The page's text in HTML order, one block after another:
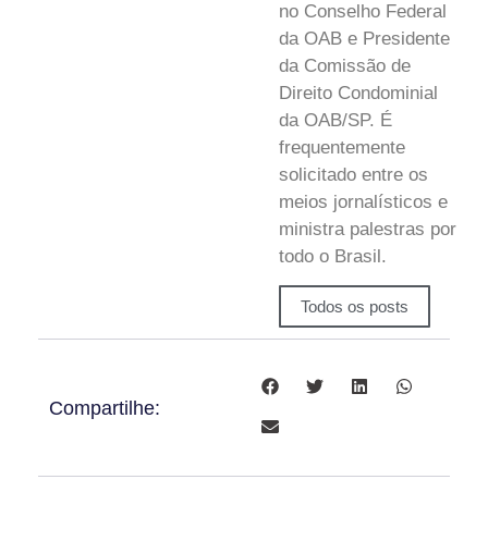
no Conselho Federal
da OAB e Presidente
da Comissão de
Direito Condominial
da OAB/SP. É
frequentemente
solicitado entre os
meios jornalísticos e
ministra palestras por
todo o Brasil.
Todos os posts
Compartilhe: